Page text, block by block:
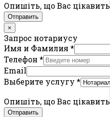
Опишіть, що Вас цікавить
Отправить
×
Запрос нотариусу
Имя и Фамилия *
Телефон *
Email
Выберите услугу *
Опишіть, що Вас цікавить
Отправить